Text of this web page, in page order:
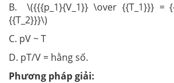
B. \({{{p_1}{V_1}} \over {{T_1}}} =
{{T_2}}}\)
C. pV ~ T
D. pT/V = hằng số.
Phương pháp giải: